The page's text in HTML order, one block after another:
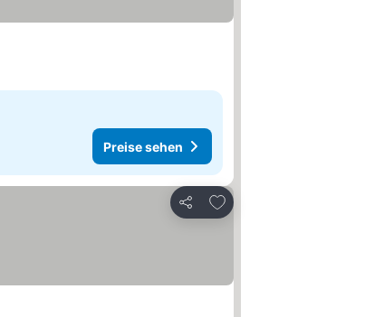
Preise sehen
Teilen
Zu Favoriten hinzufügen